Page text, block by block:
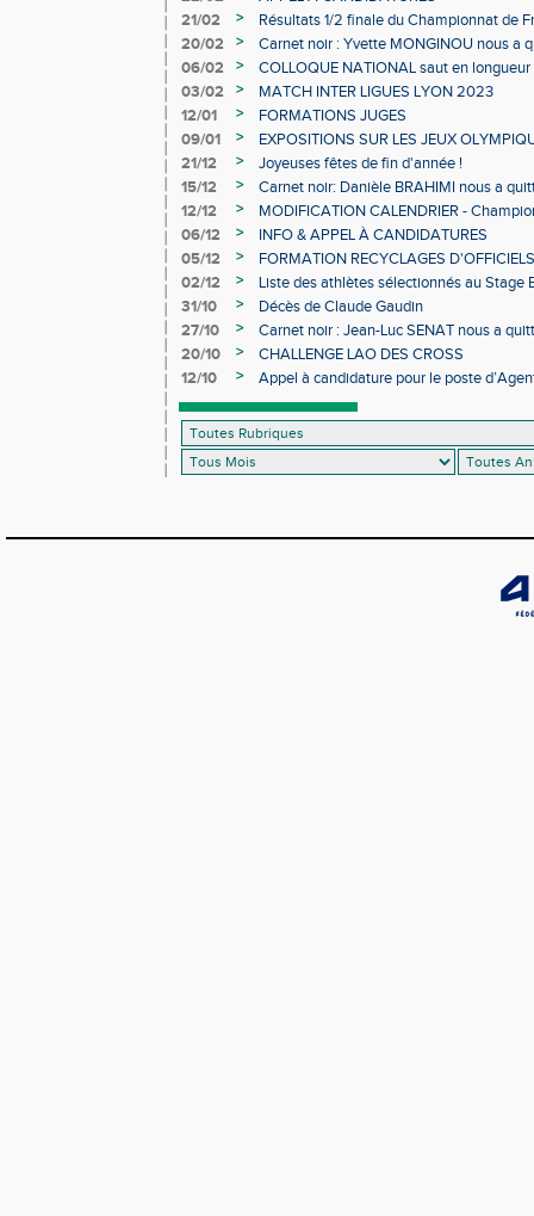
21/02
>
Résultats 1/2 finale du Championnat de
20/02
>
Carnet noir : Yvette MONGINOU nous a
06/02
>
COLLOQUE NATIONAL saut en
03/02
>
MATCH INTER LIGUES LYON 2023
12/01
>
FORMATIONS JUGES
09/01
>
EXPOSITIONS SUR LES JEUX
21/12
>
Joyeuses fêtes de fin d'année !
15/12
>
Carnet noir: Danièle BRAHIMI nous a
12/12
>
MODIFICATION CALENDRIER -
06/12
>
INFO & APPEL À CANDIDATURES
05/12
>
FORMATION RECYCLAGES D'OFFICIELS
02/12
>
Liste des athlètes sélectionnés au Stage
31/10
>
Décès de Claude Gaudin
27/10
>
Carnet noir : Jean-Luc SENAT nous a
20/10
>
CHALLENGE LAO DES CROSS
12/10
>
Appel à candidature pour le poste